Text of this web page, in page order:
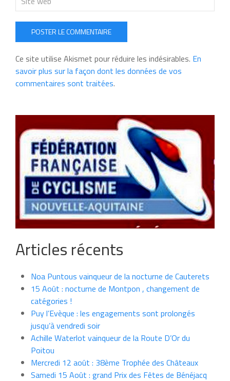
POSTER LE COMMENTAIRE
Ce site utilise Akismet pour réduire les indésirables. En
savoir plus sur la façon dont les données de vos
commentaires sont traitées.
Articles récents
Noa Puntous vainqueur de la nocturne de Cauterets
15 Août : nocturne de Montpon , changement de
catégories !
Puy l’Evèque : les engagements sont prolongés
jusqu’à vendredi soir
Achille Waterlot vainqueur de la Route D’Or du
Poitou
Mercredi 12 août : 38ème Trophée des Châteaux
Samedi 15 Août : grand Prix des Fêtes de Bénéjacq